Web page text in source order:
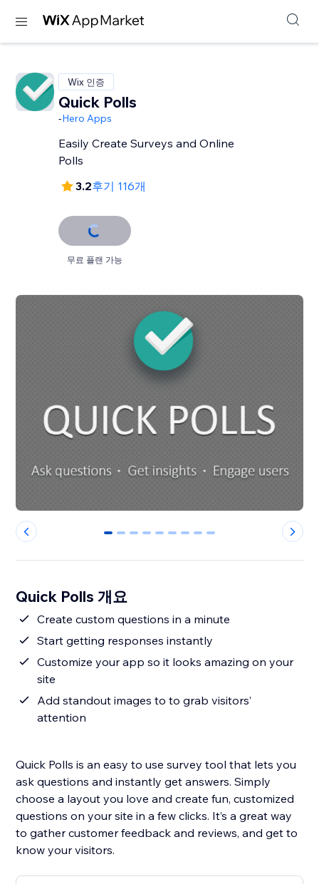
Wix 인증
Quick Polls
-Hero Apps
Easily Create Surveys and Online
Polls
3.2후기 116개
무료 플랜 가능
0 1 2 3 4 5 6 7 8
Quick Polls 개요
Create custom questions in a minute
Start getting responses instantly
Customize your app so it looks amazing on your
site
Add standout images to to grab visitors’
attention
Quick Polls is an easy to use survey tool that lets you
ask questions and instantly get answers. Simply
choose a layout you love and create fun, customized
questions on your site in a few clicks. It’s a great way
to gather customer feedback and reviews, and get to
know your visitors.